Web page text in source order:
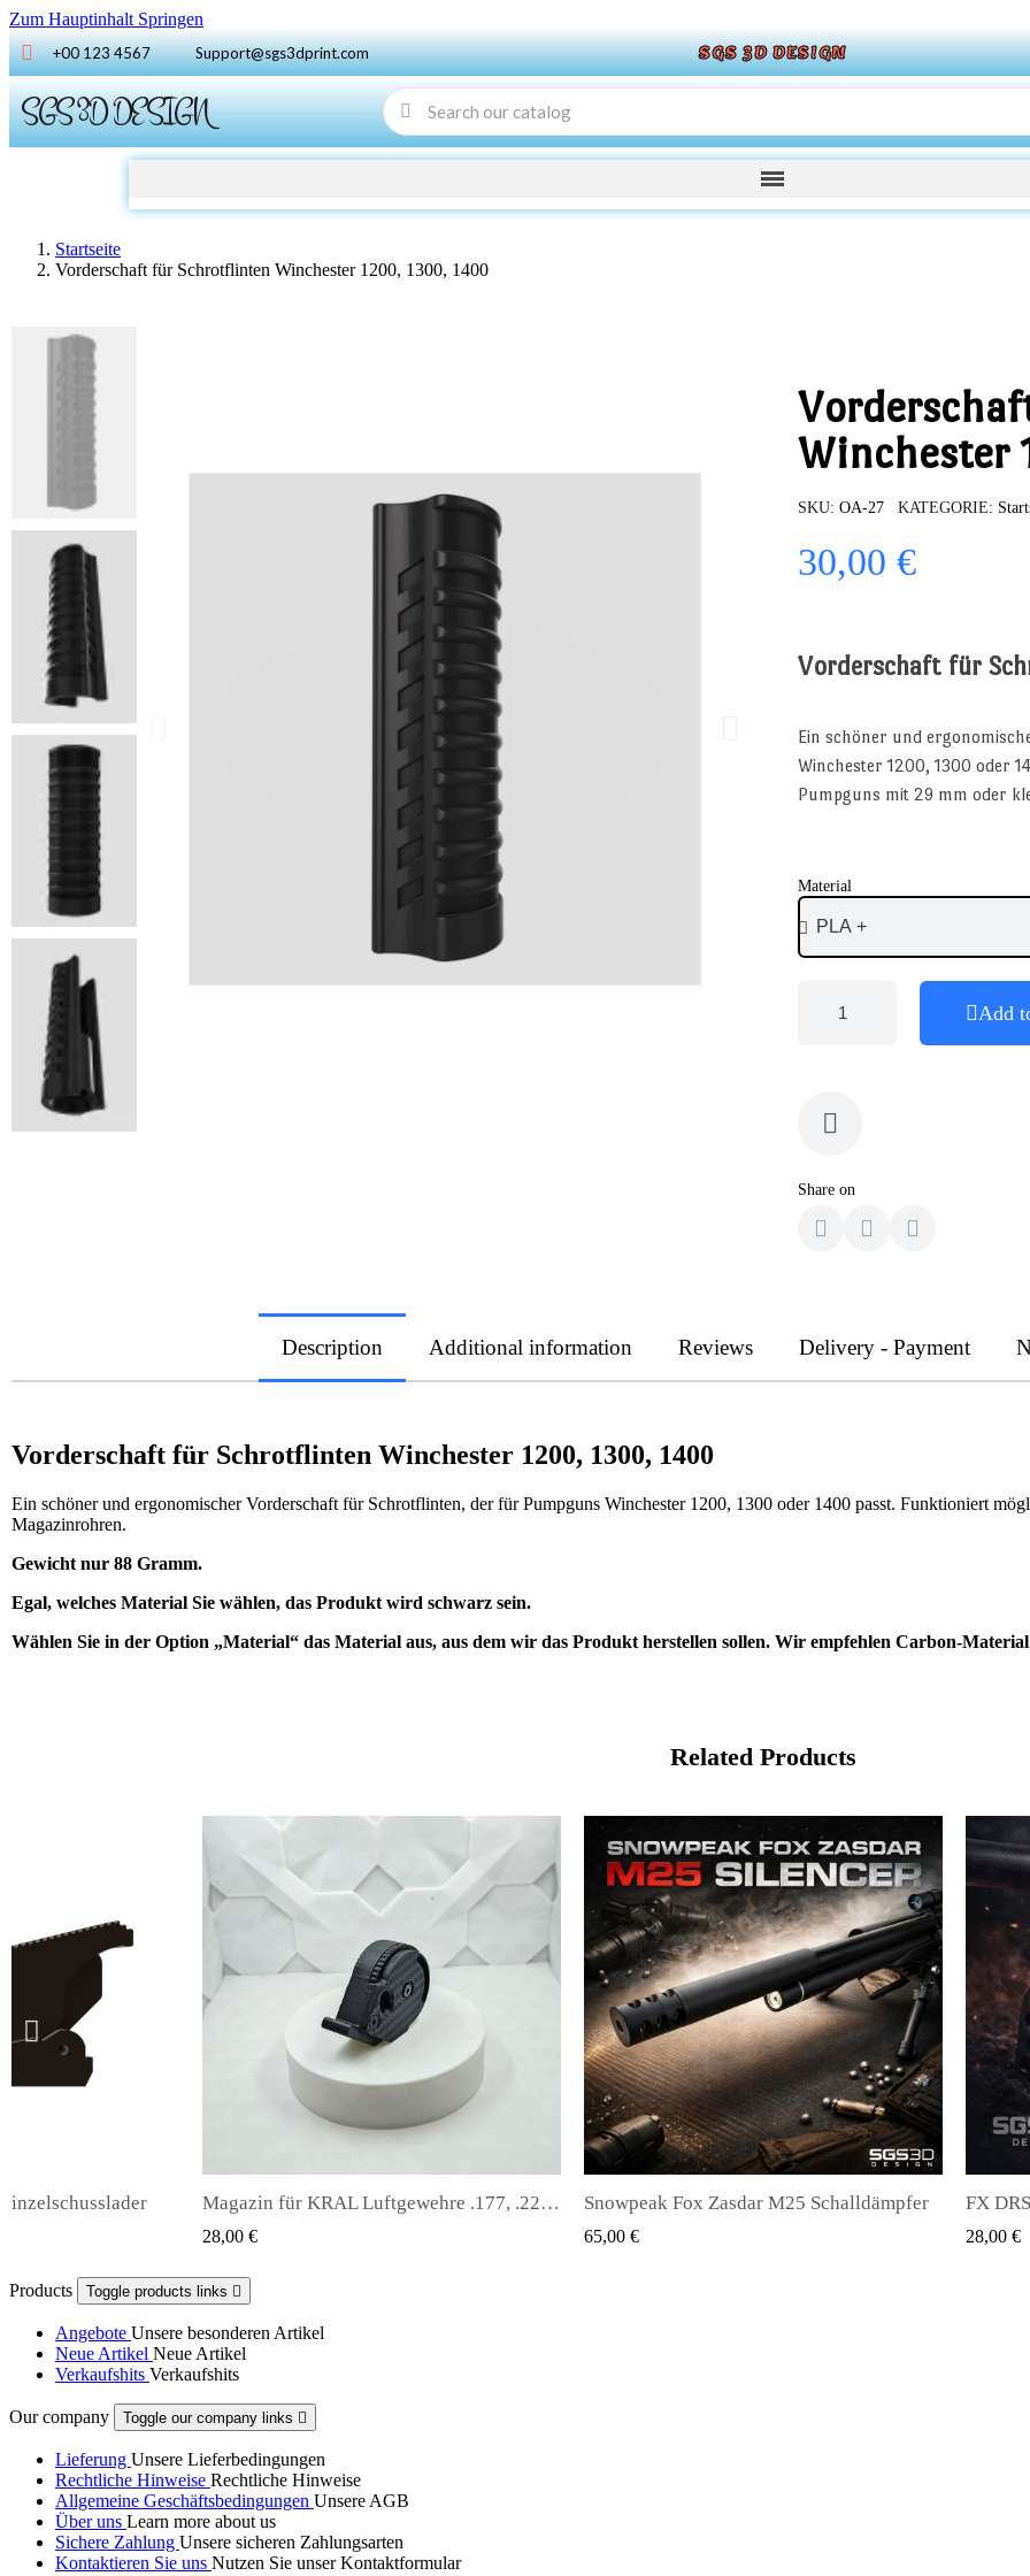
Zum Hauptinhalt Springen
+00 123 4567 Support@sgs3dprint.com SGS 3D DESIGN
SGS 3D DESIGN
Startseite
Vorderschaft für Schrotflinten Winchester 1200, 1300, 1400
Winchester
SKU OA-27 KATEGORIE
30,00 €
Vorderschaft für
Ein schöner und
Winchester 1200, 1300 oder
Pumpguns mit 29 mm oder
Material
Add
Share on
Description Additional information Reviews Delivery - Payment
Vorderschaft für Schrotflinten Winchester 1200, 1300, 1400
Ein schöner und ergonomischer Vorderschaft für Schrotflinten, der für Pumpguns Winchester 1200, 1300 oder 1400 passt. Funktioniert
Magazinrohren.
Gewicht nur 88 Gramm.
Egal, welches Material Sie wählen, das Produkt wird schwarz sein.
Wählen Sie in der Option „Material“ das Material aus, aus dem wir das Produkt herstellen sollen. Wir empfehlen Carbon-
Related Products
VIEW Magazin für KRAL Luftgewehre .177, .22, .25 QUICK VIEW
Snowpeak Fox Zasdar M25 Schalldämpfer
65,00 €
QUICK VIEW FX DRS - Magazin für alle Arten von Kugeln
28,00 €
Products Toggle products links 
Angebote Unsere besonderen Artikel
Neue Artikel Neue Artikel
Verkaufshits Verkaufshits
Our company Toggle our company links 
Lieferung Unsere Lieferbedingungen
Rechtliche Hinweise Rechtliche Hinweise
Allgemeine Geschäftsbedingungen Unsere AGB
Über uns Learn more about us
Sichere Zahlung Unsere sicheren Zahlungsarten
Kontaktieren Sie uns Nutzen Sie unser Kontaktformular